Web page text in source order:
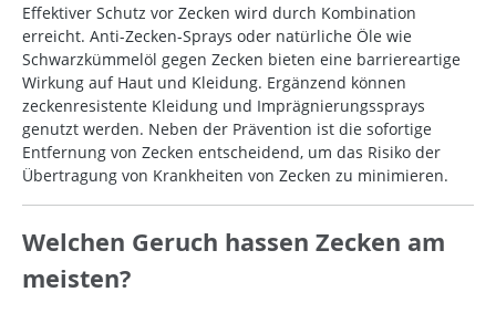
Effektiver Schutz vor Zecken wird durch Kombination
erreicht. Anti-Zecken-Sprays oder natürliche Öle wie
Schwarzkümmelöl gegen Zecken bieten eine barriereartige
Wirkung auf Haut und Kleidung. Ergänzend können
zeckenresistente Kleidung und Imprägnierungssprays
genutzt werden. Neben der Prävention ist die sofortige
Entfernung von Zecken entscheidend, um das Risiko der
Übertragung von Krankheiten von Zecken zu minimieren.
Welchen Geruch hassen Zecken am
meisten?